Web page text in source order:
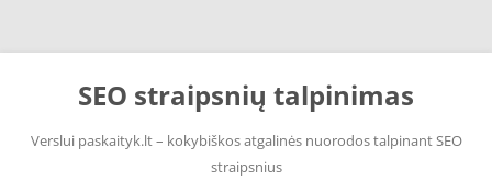
Pereiti
SEO straipsnių talpinimas
Verslui paskaityk.lt – kokybiškos atgalinės nuorodos talpinant SEO
straipsnius